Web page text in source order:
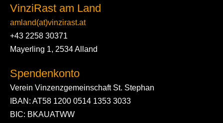
VinziRast am Land
amland(at)vinzirast.at
+43 2258 30371
Mayerling 1, 2534 Alland
Spendenkonto
Verein Vinzenzgemeinschaft St. Stephan
IBAN: AT58 1200 0514 1353 3033
BIC: BKAUATWW